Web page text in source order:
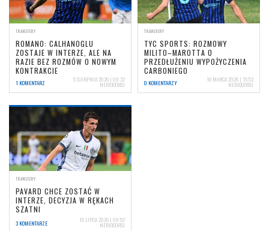
TRANSFERY
ROMANO: CALHANOGLU
ZOSTAJE W INTERZE, ALE NA
RAZIE BEZ ROZMÓW O NOWYM
KONTRAKCIE
1 KOMENTARZ 5 SIERPNIA 2026 | 09:32
NERIOCORSI
TRANSFERY
TYC SPORTS: ROZMOWY
MILITO–MAROTTA O
PRZEDŁUŻENIU WYPOŻYCZENIA
CARBONIEGO
0 KOMENTARZY 16 MARCA 2026 | 15:53
NERIOCORSI
TRANSFERY
PAVARD CHCE ZOSTAĆ W
INTERZE, DECYZJA W RĘKACH
SZATNI
3 KOMENTARZE 15 LIPCA 2026 | 09:52
NERIOCORSI